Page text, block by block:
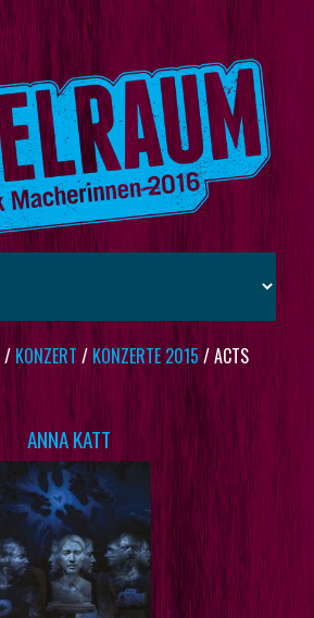
/KONZERT /KONZERTE 2015/ACTS
ANNA KATT